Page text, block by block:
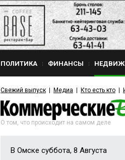
ПОЛИТИКА ФИНАНСЫ
Свежий выпуск Медиа Кто есть кто
О том, что происходит на самом деле
В Омске суббота, 8 Августа